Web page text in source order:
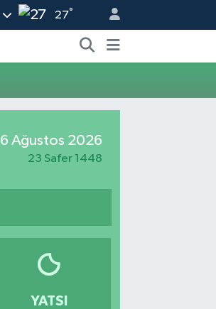
27°
6 Ağustos 2026
23 Safer 1448
YATSI